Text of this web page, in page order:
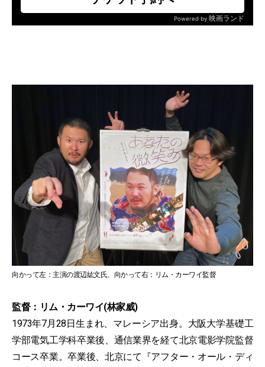
向かって左：主演の渡辺紘文氏、向かって右：リム・カーワイ監督
監督：リム・カーワイ(林家威)
1973年7月28日生まれ、マレーシア出身。大阪大学基礎工
学部電気工学科卒業後、通信業界を経て北京電影学院監督
コース卒業。卒業後、北京にて『アフター・オール・ディ